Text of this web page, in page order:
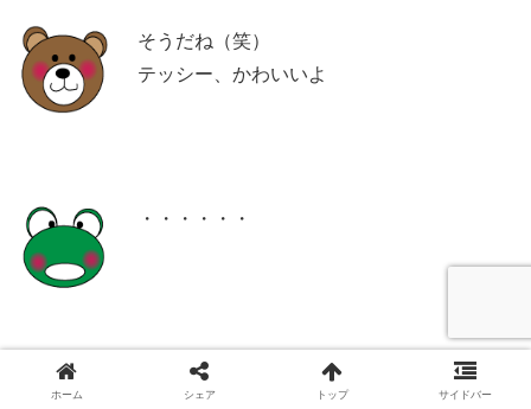
そうだね（笑）
テッシー、かわいいよ
・・・・・・
いや、へんな意味じゃないよ！
ホーム シェア トップ サイドバー